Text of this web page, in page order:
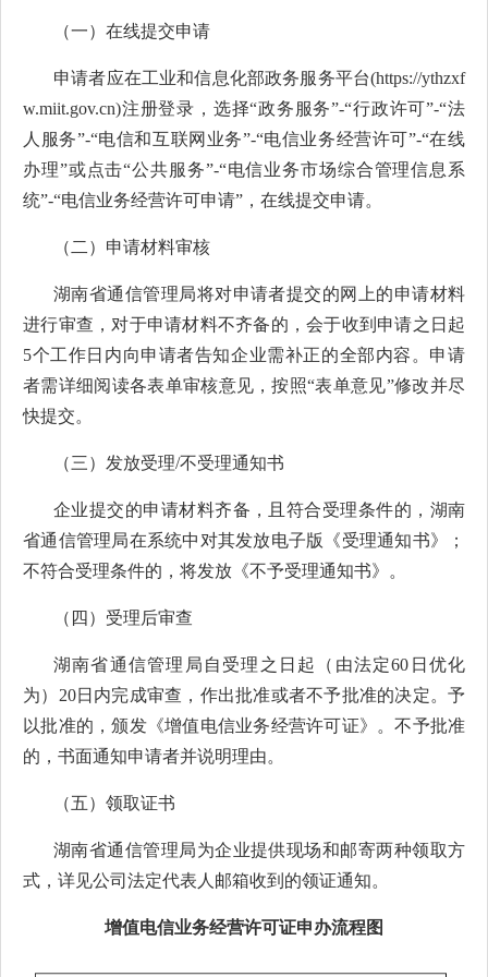
（一）在线提交申请
申请者应在工业和信息化部政务服务平台(https://ythzxf
w.miit.gov.cn)注册登录，选择“政务服务”-“行政许可”-“法
人服务”-“电信和互联网业务”-“电信业务经营许可”-“在线
办理”或点击“公共服务”-“电信业务市场综合管理信息系
统”-“电信业务经营许可申请” ， 在线提交申请。
（二）申请材料审核
湖南省通信管理局将对申请者提交的网上的申请材料
进行审查 ，对于申请材料不齐备的，会于收到申请之日起
5个工作日内向申请者告知企业需补正的全部内容。申请
者需详细阅读各表单审核意见 ，按照“表单意见”修改并尽
快提交。
（三）发放受理/不受理通知书
企业提交的申请材料齐备，且符合受理条件的， 湖南
省通信管理局在系统中对其发放电子版《受理通知书》；
不符合受理条件的，将发放《不予受理通知书》。
（四）受理后审查
湖南省通信管理局 自 受理之日起 （由法定60日优化
为） 20日内完成审查，作出批准或者不予批准的决定。予
以批准的，颁发《增值电信业务经营许可证》。不予批准
的，书面通知申请者并说明理由。
（五）领取证书
湖南省通信管理局为企业提供现场和邮寄两种领取方
式，详见公司法定代表人邮箱收到的领证通知。
增值电信业务经营许可证申办流程图